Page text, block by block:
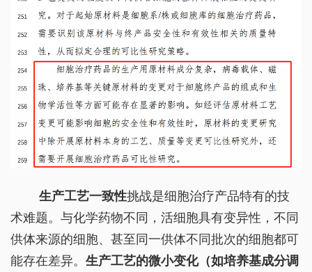
生产工艺一致性挑战是细胞治疗产品特有的技
术难题。与化学药物不同，活细胞具有变异性，不同
供体来源的细胞、甚至同一供体不同批次的细胞都可
能存在差异。 生产工艺的微小变化（如培养基成分调